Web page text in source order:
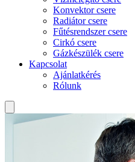
Konvektor csere
Radiátor csere
Fűtésrendszer csere
Cirkó csere
Gázkészülék csere
Kapcsolat
Ajánlatkérés
Rólunk